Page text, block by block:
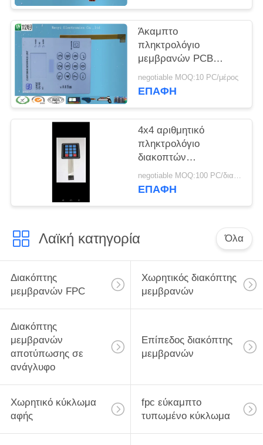
Άκαμπτο
πληκτρολόγιο
μεμβρανών PCB
κυκλωμάτων FPC με
τη λεπτή επικάλυψη
negotiable MOQ:10 PC/μέρος
ΕΠΑΦΉ
4x4 αριθμητικό
πληκτρολόγιο
διακοπτών
μεμβρανών,
αριθμητικό
negotiable MOQ:100 PC/διαταγή
ΕΠΑΦΉ
Λαϊκή κατηγορία Όλα
Διακόπτης
μεμβρανών FPC
Χωρητικός διακόπτης
μεμβρανών
Διακόπτης
μεμβρανών
αποτύπωσης σε
ανάγλυφο
Επίπεδος διακόπτης
μεμβρανών
Χωρητικό κύκλωμα
αφής
fpc εύκαμπτο
τυπωμένο κύκλωμα